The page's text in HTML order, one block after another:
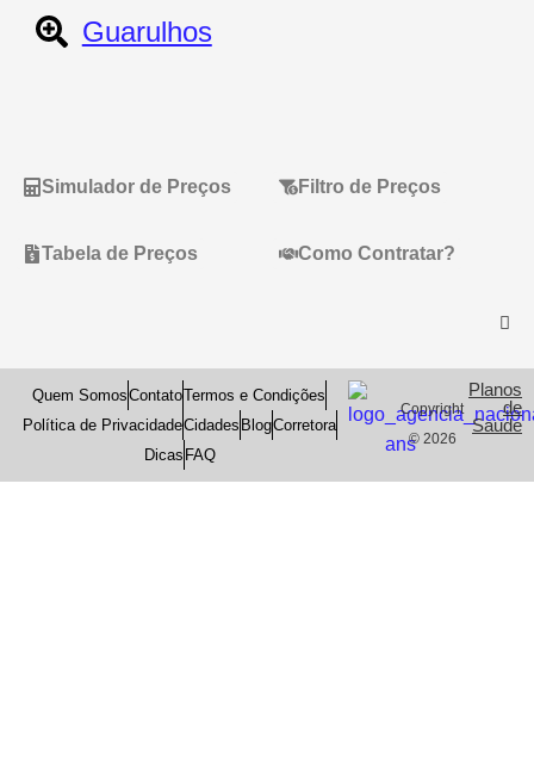
Guarulhos
Simulador de Preços Filtro de Preços
Tabela de Preços Como Contratar?
Quem SomosContatoTermos e Condições
Política de PrivacidadeCidades BlogCorretora
Dicas FAQ
Copyright
© 2026
Planos
de
Saude